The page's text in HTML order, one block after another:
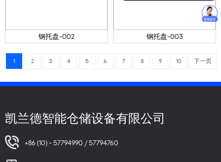
钢托盘-002 钢托盘-003
1 2 3 4 5 6 7 8 9 10 下一页
凯兰德智能仓储设备有限公司
+86 (10) - 57794990 / 57794760